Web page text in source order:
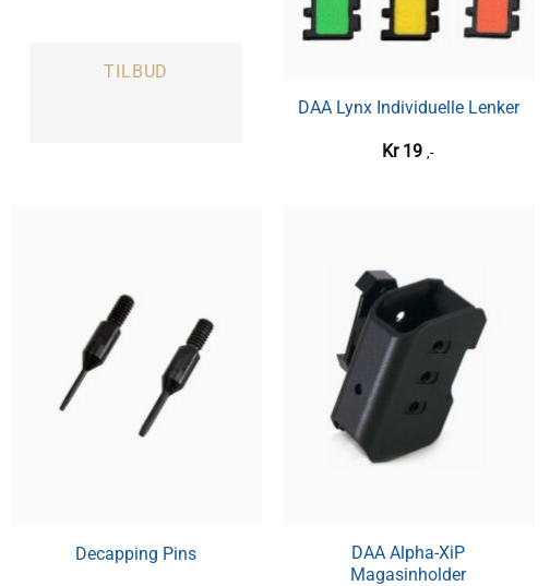
TILBUD
DAA Lynx Individuelle Lenker
Kr 19 ,-
Decapping Pins
DAA Alpha-XiP
Magasinholder